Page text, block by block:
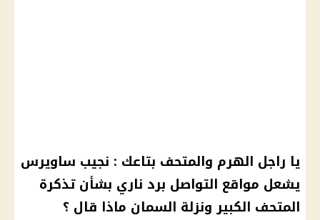
يا راجل الهرم والمتحف بتاعك : نجيب ساويرس
يشعل مواقع التواصل برد ناري بشأن تذكرة
المتحف الكبير ونزلة السمان ماذا قال ؟